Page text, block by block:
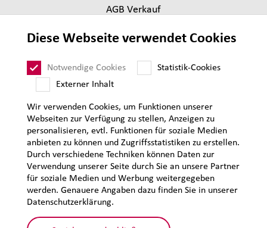
AGB Verkauf
Impressum
Datenschutz
Diese Webseite verwendet Cookies
Notwendige Cookies
Statistik-Cookies
Externer Inhalt
Wir verwenden Cookies, um Funktionen unserer
Webseiten zur Verfügung zu stellen, Anzeigen zu
personalisieren, evtl. Funktionen für soziale Medien
anbieten zu können und Zugriffsstatistiken zu erstellen.
Durch verschiedene Techniken können Daten zur
Verwendung unserer Seite durch Sie an unsere Partner
für soziale Medien und Werbung weitergegeben
werden. Genauere Angaben dazu finden Sie in unserer
Datenschutzerklärung.